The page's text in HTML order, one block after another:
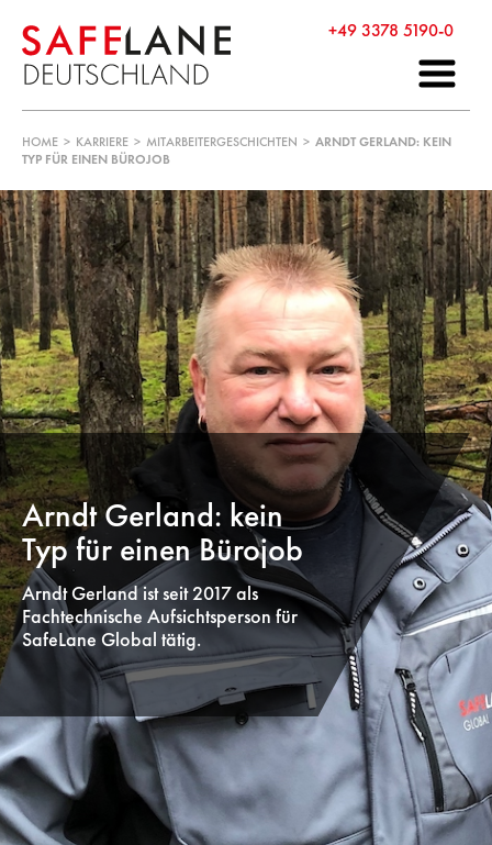
+49 3378 5190-0
HOME > KARRIERE > MITARBEITERGESCHICHTEN > ARNDT GERLAND: KEIN
TYP FÜR EINEN BÜROJOB
Arndt Gerland: kein
Typ für einen Bürojob
Arndt Gerland ist seit 2017 als
Fachtechnische Aufsichtsperson für
SafeLane Global tätig.